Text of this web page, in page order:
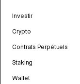
Investir
Crypto
Contrats Perpétuels
Staking
Wallet